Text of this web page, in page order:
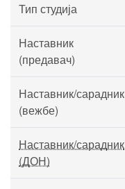
Тип студија
Наставник
(предавач)
Наставник/сарадник
(вежбе)
Наставник/сарадник
(ДОН)